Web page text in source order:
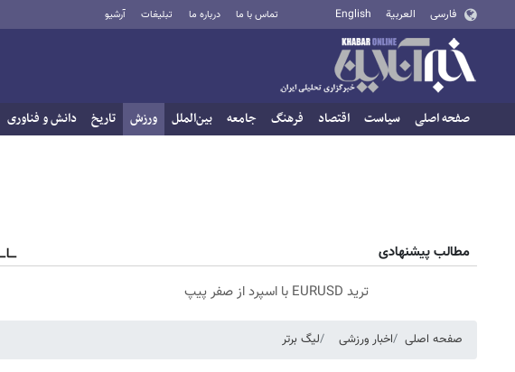
فارسی العربية English تماس با ما درباره ما تبلیغات آرشیو
صفحه اصلی سیاست اقتصاد فرهنگ جامعه بین‌الملل ورزش تاریخ دانش و فناوری
مطالب پیشنهادی
ترید EURUSD با اسپرد از صفر پیپ
صفحه اصلی اخبار ورزشی لیگ برتر